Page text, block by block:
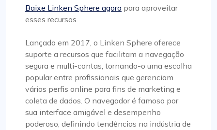
Baixe Linken Sphere agora para aproveitar
esses recursos.
Lançado em 2017, o Linken Sphere oferece
suporte a recursos que facilitam a navegação
segura e multi-contas, tornando-o uma escolha
popular entre profissionais que gerenciam
vários perfis online para fins de marketing e
coleta de dados. O navegador é famoso por
sua interface amigável e desempenho
poderoso, definindo tendências na indústria de